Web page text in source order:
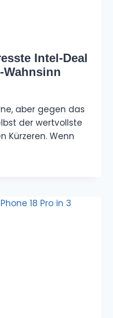
Intel-Deal
Wahnsinn
aber gegen das
der wertvollste
Kürzeren. Wenn